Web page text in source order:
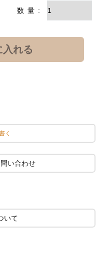
入れる
く
い合わせ
いて